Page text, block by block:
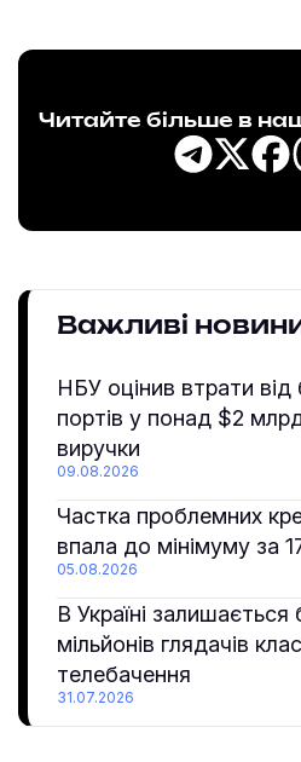
Читайте більше в
Важливі
НБУ оцінив втрати
портів у понад $2
виручки
09.08.2026
Частка проблемних
впала до мінімуму за
05.08.2026
В Україні залишається
мільйонів глядачів
телебачення
31.07.2026